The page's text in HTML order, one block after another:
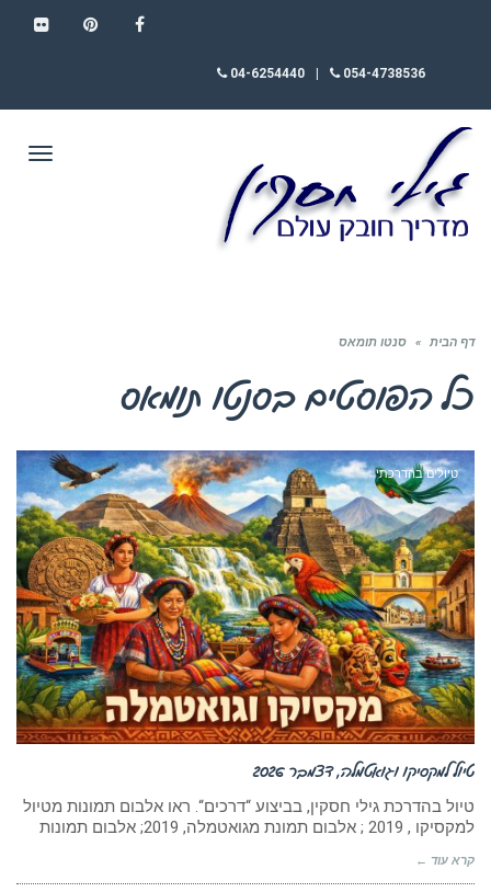
054-4738536
04-6254440
דף הבית » סנטו תומאס
כל הפוסטים בסנטו תומאס
טיולים בהדרכתי
טיול למקסיקו וגואטמלה, דצמבר 2026
טיול בהדרכת גילי חסקין, בביצוע “דרכים“. ראו אלבום תמונות מטיול
למקסיקו , 2019 ; אלבום תמונת מגואטמלה, 2019; אלבום תמונות
קרא עוד ←